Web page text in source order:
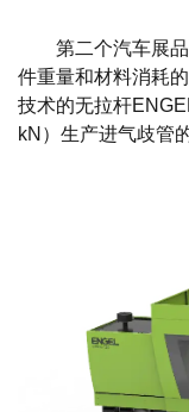
第二个汽车展
件重量和材料消耗
技术的无拉杆
kN）生产进气歧管